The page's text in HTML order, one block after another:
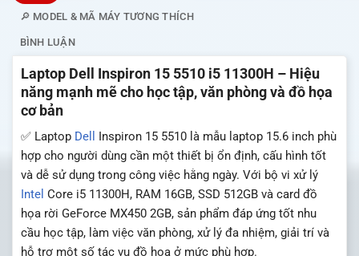
🔎 MODEL & MÃ MÁY TƯƠNG THÍCH
BÌNH LUẬN
Laptop Dell Inspiron 15 5510 i5 11300H – Hiệu
năng mạnh mẽ cho học tập, văn phòng và đồ họa
cơ bản
✅ Laptop Dell
Inspiron 15 5510 là mẫu laptop 15.6 inch phù
hợp cho người dùng cần một thiết bị ổn định, cấu hình tốt
và dễ sử dụng trong công việc hằng ngày. Với bộ vi xử lý
Intel Core i5 11300H, RAM 16GB, SSD 512GB và card đồ
họa rời GeForce MX450 2GB, sản phẩm đáp ứng tốt nhu
cầu học tập, làm việc văn phòng, xử lý đa nhiệm, giải trí và
hỗ trợ một số tác vụ đồ họa ở mức phù hợp.